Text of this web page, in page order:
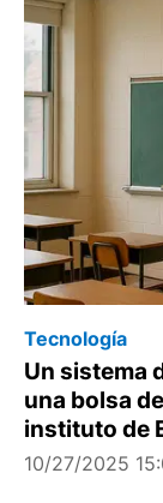
Tecnología
Un sistema
una bolsa
instituto de
10/27/2025